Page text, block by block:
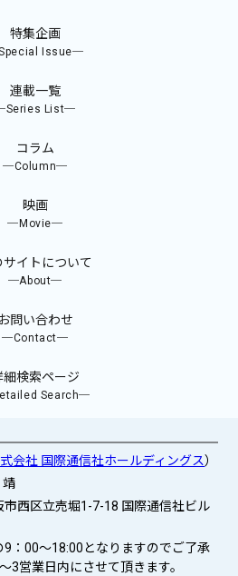
特集企画
Issue─
連載一覧
List─
コラム
─Column─
映画
─Movie─
サイトについて
─About─
お問い合わせ
─Contact─
細検索ページ
Search─
会社 国際通信社ホールディングス）
靖
西区立売堀1-7-18 国際通信社ビル
9：00～18:00となりますのでご了承
3営業日内にさせて頂きます。